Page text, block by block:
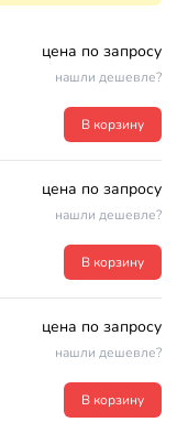
цена по запросу
нашли дешевле?
В корзину
цена по запросу
нашли дешевле?
В корзину
цена по запросу
нашли дешевле?
В корзину